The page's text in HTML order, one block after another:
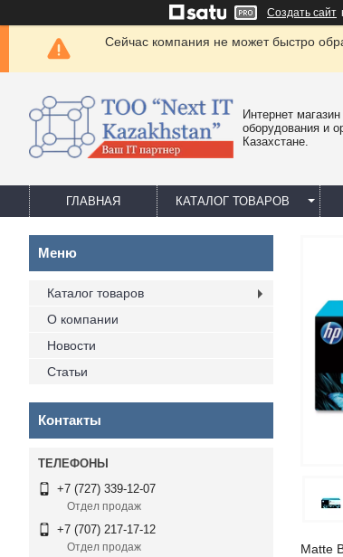
Создать сайт
Сейчас компания не может быстро
Интернет
оборудования и
Казахстане.
ГЛАВНАЯ КАТАЛОГ ТОВАРОВ
Matte
Каталог товаров
О компании
Новости
Статьи
Контакты
+7 (727) 339-12-07
Отдел продаж
+7 (707) 217-17-12
Отдел продаж